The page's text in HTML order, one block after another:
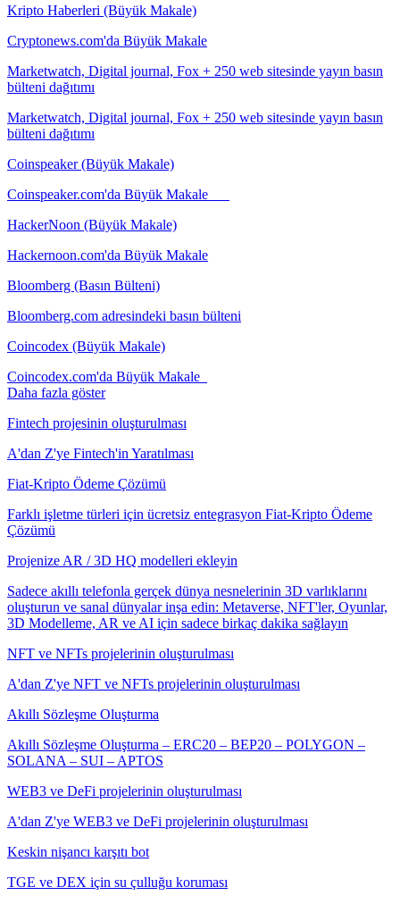
Kripto Haberleri (Büyük Makale)
Cryptonews.com'da Büyük Makale
Marketwatch, Digital journal, Fox + 250 web sitesinde yayın basın
bülteni dağıtımı
Marketwatch, Digital journal, Fox + 250 web sitesinde yayın basın
bülteni dağıtımı
Coinspeaker (Büyük Makale)
Coinspeaker.com'da Büyük Makale
HackerNoon (Büyük Makale)
Hackernoon.com'da Büyük Makale
Bloomberg (Basın Bülteni)
Bloomberg.com adresindeki basın bülteni
Coincodex (Büyük Makale)
Coincodex.com'da Büyük Makale
Daha fazla göster
Fintech projesinin oluşturulması
A'dan Z'ye Fintech'in Yaratılması
Fiat-Kripto Ödeme Çözümü
Farklı işletme türleri için ücretsiz entegrasyon Fiat-Kripto Ödeme
Çözümü
Projenize AR / 3D HQ modelleri ekleyin
Sadece akıllı telefonla gerçek dünya nesnelerinin 3D varlıklarını
oluşturun ve sanal dünyalar inşa edin: Metaverse, NFT'ler, Oyunlar,
3D Modelleme, AR ve AI için sadece birkaç dakika sağlayın
NFT ve NFTs projelerinin oluşturulması
A'dan Z'ye NFT ve NFTs projelerinin oluşturulması
Akıllı Sözleşme Oluşturma
Akıllı Sözleşme Oluşturma – ERC20 – BEP20 – POLYGON –
SOLANA – SUI – APTOS
WEB3 ve DeFi projelerinin oluşturulması
A'dan Z'ye WEB3 ve DeFi projelerinin oluşturulması
Keskin nişancı karşıtı bot
TGE ve DEX için su çulluğu koruması